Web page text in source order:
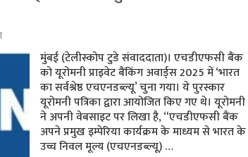
मुंबई (टेलीस्कोप टुडे संवाददाता)। एचडीएफसी बैंक
को यूरोमनी प्राइवेट बैंकिंग अवार्ड्स 2025 में ‘भारत
का सर्वश्रेष्ठ एचएनडब्ल्यू’ चुना गया। ये पुरस्कार
यूरोमनी पत्रिका द्वारा आयोजित किए गए थे। यूरोमनी
ने अपनी वेबसाइट पर लिखा है, “एचडीएफसी बैंक
अपने प्रमुख इम्पेरिया कार्यक्रम के माध्यम से भारत के
उच्च निवल मूल्य (एचएनडब्ल्यू) …